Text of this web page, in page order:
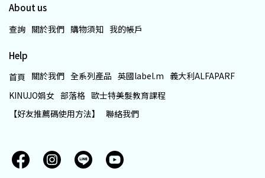
About us
查詢 關於我們 購物須知 我的帳戶
Help
首頁 關於我們 全系列產品 英國label.m 義大利ALFAPARF
KINUJO娟女 部落格 歐士特美髮教育課程
【好友推薦碼使用方法】
聯絡我們